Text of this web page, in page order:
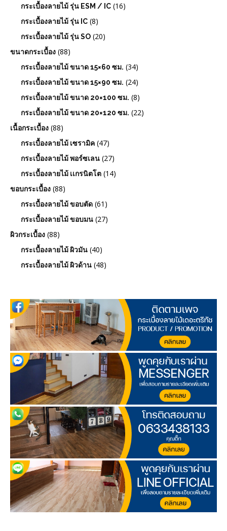
กระเบื้องลายไม้ รุ่น ESM / IC (16)
กระเบื้องลายไม้ รุ่น IC (8)
กระเบื้องลายไม้ รุ่น SO (20)
ขนาดกระเบื้อง (88)
กระเบื้องลายไม้ ขนาด 15×60 ซม. (34)
กระเบื้องลายไม้ ขนาด 15×90 ซม. (24)
กระเบื้องลายไม้ ขนาด 20×100 ซม. (8)
กระเบื้องลายไม้ ขนาด 20×120 ซม. (22)
เนื้อกระเบื้อง (88)
กระเบื้องลายไม้ เซรามิค (47)
กระเบื้องลายไม้ พอร์ซเลน (27)
กระเบื้องลายไม้ เเกรนิตโต (14)
ขอบกระเบื้อง (88)
กระเบื้องลายไม้ ขอบตัด (61)
กระเบื้องลายไม้ ขอบมน (27)
ผิวกระเบื้อง (88)
กระเบื้องลายไม้ ผิวมัน (40)
กระเบื้องลายไม้ ผิวด้าน (48)